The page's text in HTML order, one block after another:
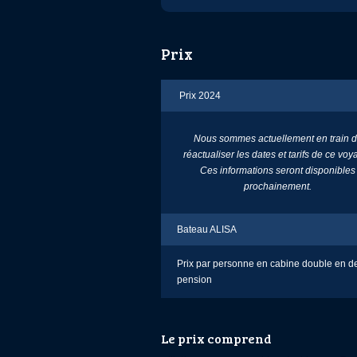
Prix
Prix 2024
Nous sommes actuellement en train
réactualiser les dates et tarifs de ce
Ces informations seront disponibles
prochainement.
Bateau ALISA
Prix par personne en cabine double en
pension
Le prix comprend